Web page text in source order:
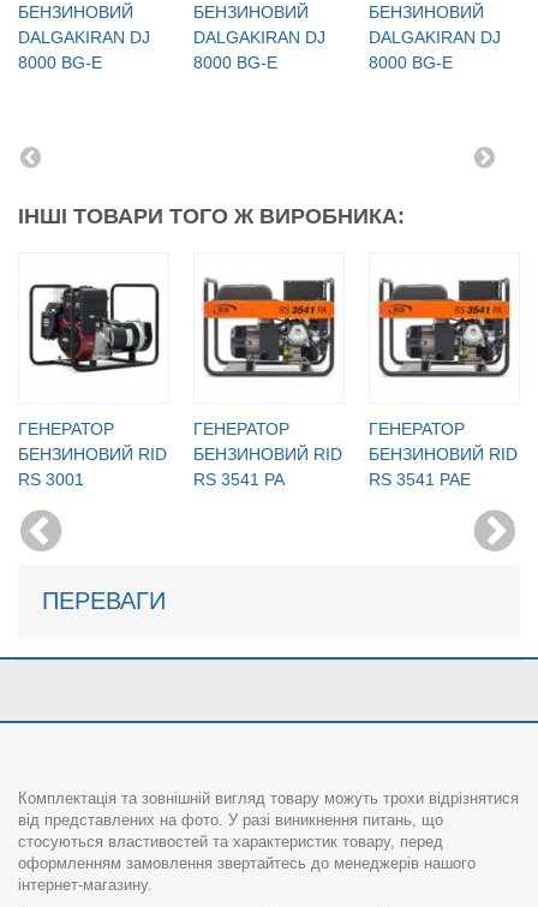
БЕНЗИНОВИЙ
DALGAKIRAN DJ
8000 BG-E
БЕНЗИНОВИЙ
DALGAKIRAN DJ
8000 BG-E
БЕНЗИНОВИЙ
DALGAKIRAN DJ
8000 BG-E
ІНШІ ТОВАРИ ТОГО Ж ВИРОБНИКА:
ГЕНЕРАТОР
БЕНЗИНОВИЙ RID
RS 3001
ГЕНЕРАТОР
БЕНЗИНОВИЙ RID
RS 3541 PA
ГЕНЕРАТОР
БЕНЗИНОВИЙ RID
RS 3541 PAE
ПЕРЕВАГИ
Комплектація та зовнішній вигляд товару можуть трохи відрізнятися
від представлених на фото. У разі виникнення питань, що
стосуються властивостей та характеристик товару, перед
оформленням замовлення звертайтесь до менеджерів нашого
інтернет-магазину.